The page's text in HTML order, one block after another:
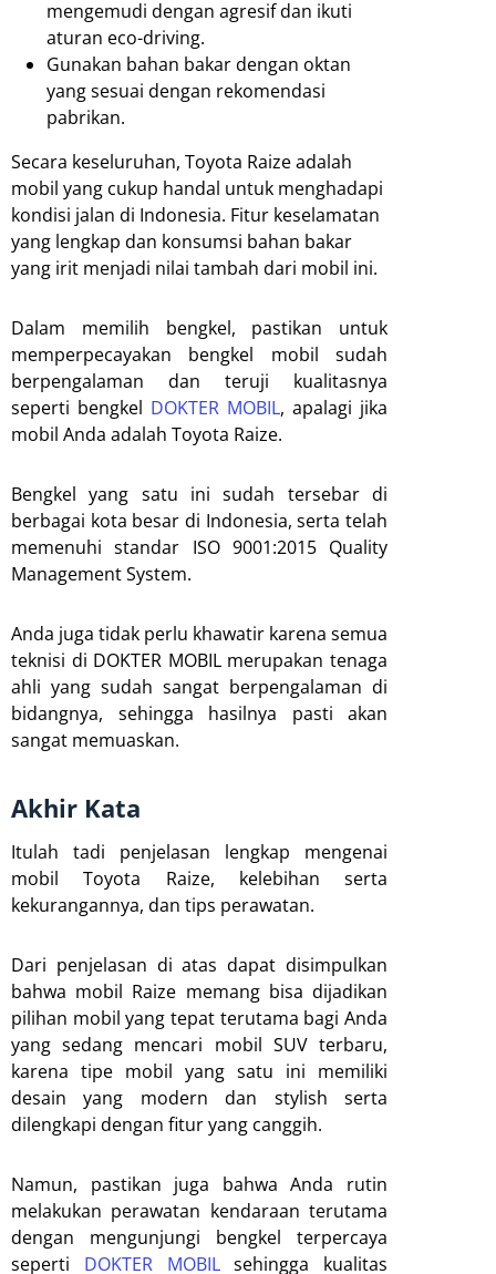
mengemudi dengan agresif dan ikuti
aturan eco-driving.
Gunakan bahan bakar dengan oktan
yang sesuai dengan rekomendasi
pabrikan.
Secara keseluruhan, Toyota Raize adalah
mobil yang cukup handal untuk menghadapi
kondisi jalan di Indonesia. Fitur keselamatan
yang lengkap dan konsumsi bahan bakar
yang irit menjadi nilai tambah dari mobil ini.
Dalam memilih bengkel, pastikan untuk
memperpecayakan bengkel mobil sudah
berpengalaman dan teruji kualitasnya
seperti bengkel DOKTER MOBIL, apalagi jika
mobil Anda adalah Toyota Raize.
Bengkel yang satu ini sudah tersebar di
berbagai kota besar di Indonesia, serta telah
memenuhi standar ISO 9001:2015 Quality
Management System.
Anda juga tidak perlu khawatir karena semua
teknisi di DOKTER MOBIL merupakan tenaga
ahli yang sudah sangat berpengalaman di
bidangnya, sehingga hasilnya pasti akan
sangat memuaskan.
Akhir Kata
Itulah tadi penjelasan lengkap mengenai
mobil Toyota Raize, kelebihan serta
kekurangannya, dan tips perawatan.
Dari penjelasan di atas dapat disimpulkan
bahwa mobil Raize memang bisa dijadikan
pilihan mobil yang tepat terutama bagi Anda
yang sedang mencari mobil SUV terbaru,
karena tipe mobil yang satu ini memiliki
desain yang modern dan stylish serta
dilengkapi dengan fitur yang canggih.
Namun, pastikan juga bahwa Anda rutin
melakukan perawatan kendaraan terutama
dengan mengunjungi bengkel terpercaya
seperti DOKTER MOBILsehingga kualitas